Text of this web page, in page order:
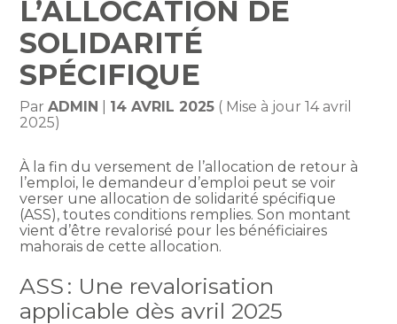
L’ALLOCATION DE
SOLIDARITÉ
SPÉCIFIQUE
ParADMIN 14 AVRIL 2025 ( Mise à jour 14 avril
2025)
À la fin du versement de l’allocation de retour à
l’emploi, le demandeur d’emploi peut se voir
verser une allocation de solidarité spécifique
(ASS), toutes conditions remplies. Son montant
vient d’être revalorisé pour les bénéficiaires
mahorais de cette allocation.
ASS : Une revalorisation
applicable dès avril 2025